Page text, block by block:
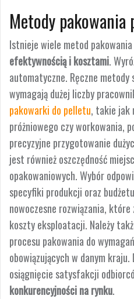
Metody pakowania
Istnieje wiele metod
efektywnością i kosztami.
automatyczne. Ręczne metody
wymagają dużej liczby
pakowarki do pelletu, takie jak
próżniowego czy workowania,
precyzyjne przygotowanie
jest również oszczędność
opakowaniowych. Wybór
specyfiki produkcji oraz
nowoczesne rozwiązania,
koszty eksploatacji. Należy
procesu pakowania do
obowiązujących w danym
osiągnięcie satysfakcji
konkurencyjności na rynku.